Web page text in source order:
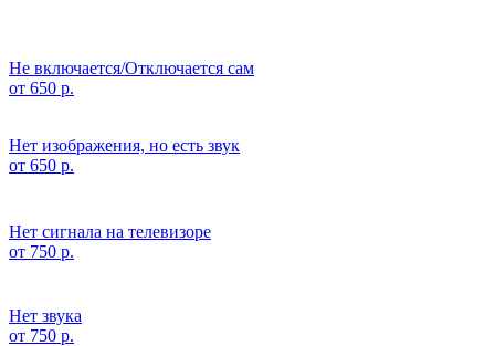
Не включается/Отключается сам
от 650 р.
Нет изображения, но есть звук
от 650 р.
Нет сигнала на телевизоре
от 750 р.
Нет звука
от 750 р.